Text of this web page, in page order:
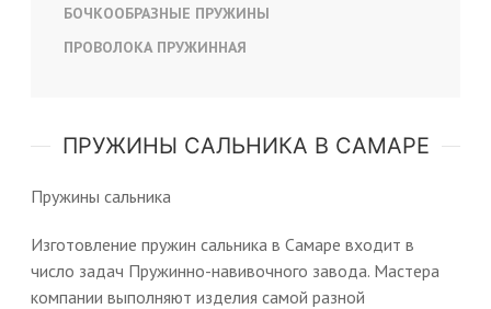
БОЧКООБРАЗНЫЕ ПРУЖИНЫ
ПРОВОЛОКА ПРУЖИННАЯ
ПРУЖИНЫ САЛЬНИКА В САМАРЕ
Пружины сальника
Изготовление пружин сальника в Самаре входит в
число задач Пружинно-навивочного завода. Мастера
компании выполняют изделия самой разной